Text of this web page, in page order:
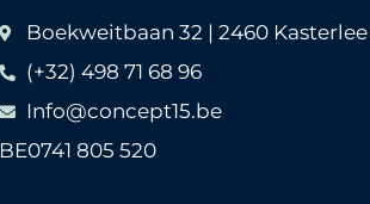
Boekweitbaan 32 | 2460 Kasterlee
(+32) 498 71 68 96
Info@concept15.be
BE0741 805 520